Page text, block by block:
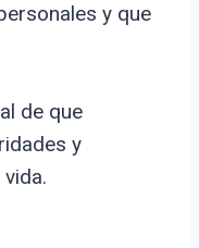
y que
de que
y